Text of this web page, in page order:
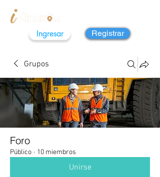
Ingresar Registrar
Grupos
Foro
Público · 10 miembros
Unirse